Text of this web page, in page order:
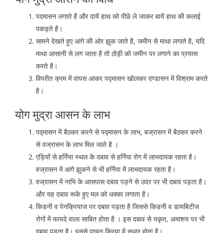
पदमासन लगाते है और दायें हाथ को पीछे ले जाकर बायें हाथ की कलाई
पकड़ते है।
सामने देखते हुए आगे की ओर झुक जाते है, जमीन से माथा लगाते है, यदि
माथा आसानी से लग जाता है तो ठोड़ी को जमीन पर लगाने का प्रयास
करते है।
विपरीत क्रम में वापस आकर पद्मासन खोलकर दण्डासन में विश्राम करते
है।
योग मुद्रा आसन के लाभ
पद्मासन में बैठकर करने से पद्मासन के लाभ, बज्रासन में बैठकर करने
से वज्रासन के लाभ मिल जाते है ।
एड़ियों से हर्निया स्थल के दबाव से हर्निया रोग में लाभदायक रहता है।
वज्रासन में आगे झुकने से भी हर्निया में लाभदायक रहता है।
वज्रासन में नाभि के आसपास दबाव पड़ने से उदर पर भी दबाव पड़ता है।
और यह दबाव रूके हुए मल को धक्का लगाता है।
किडनी व पेनक्रियाज पर दबाव पड़ता है जिससे किडनी व डायबिटीज
रोगों में फायदे वाला साबित होता है । इस दबाव से यकृत, अमाशय पर भी
दबाव पड़ता है। इससे पाचन क्रिया में सुधार होता है।